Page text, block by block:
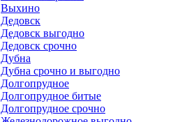
Выхино
Дедовск
Дедовск выгодно
Дедовск срочно
Дубна
Дубна срочно и выгодно
Долгопрудное
Долгопрудное битые
Долгопрудное срочно